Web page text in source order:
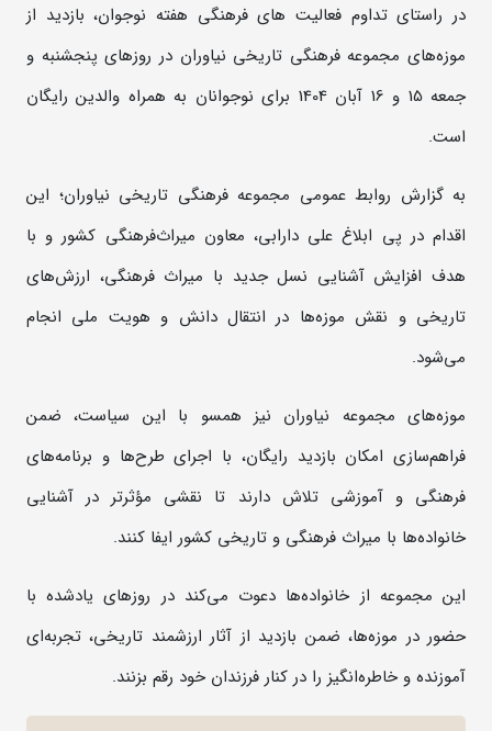
در راستای تداوم فعالیت های فرهنگی هفته نوجوان، بازدید از
موزه‌های مجموعه فرهنگی تاریخی نیاوران در روزهای پنجشنبه و
جمعه 15 و 16 آبان 1404 برای نوجوانان به همراه والدین رایگان
است.
به گزارش روابط عمومی مجموعه فرهنگی تاریخی نیاوران؛ این
اقدام در پی ابلاغ علی دارابی، معاون میراث‌فرهنگی کشور و با
هدف افزایش آشنایی نسل جدید با میراث فرهنگی، ارزش‌های
تاریخی و نقش موزه‌ها در انتقال دانش و هویت ملی انجام
می‌شود.
موزه‌های مجموعه نیاوران نیز همسو با این سیاست، ضمن
فراهم‌سازی امکان بازدید رایگان، با اجرای طرح‌ها و برنامه‌های
فرهنگی و آموزشی تلاش دارند تا نقشی مؤثرتر در آشنایی
خانواده‌ها با میراث فرهنگی و تاریخی کشور ایفا کنند.
این مجموعه از خانواده‌ها دعوت می‌کند در روزهای یادشده با
حضور در موزه‌ها، ضمن بازدید از آثار ارزشمند تاریخی، تجربه‌ای
آموزنده و خاطره‌انگیز را در کنار فرزندان خود رقم بزنند.